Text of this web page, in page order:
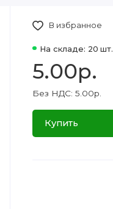
На складе: 20 шт.
5.00р.
Без НДС: 5.00р.
Купить
В избранное